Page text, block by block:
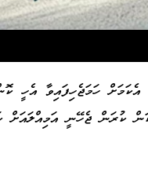
ހަމަޖެހިފައިވާ އެހީ
ކުރަން ޖެހޭނީ